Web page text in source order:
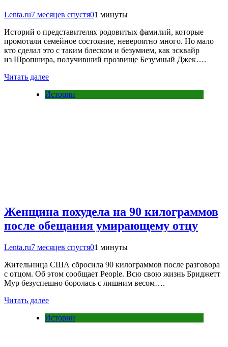
Lenta.ru7 месяцев спустя01 минуты
Историй о представителях родовитых фамилий, которые
промотали семейное состояние, невероятно много. Но мало
кто сделал это с таким блеском и безумием, как эсквайр
из Шропшира, получивший прозвище Безумный Джек….
Читать далее
Истории
Женщина похудела на 90 килограммов
после обещания умирающему отцу
Lenta.ru7 месяцев спустя01 минуты
Жительница США сбросила 90 килограммов после разговора
с отцом. Об этом сообщает People. Всю свою жизнь Бриджетт
Мур безуспешно боролась с лишним весом….
Читать далее
Истории